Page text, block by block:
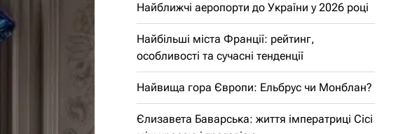
Найближчі аеропорти до України у 2026 році
Найбільші міста Франції: рейтинг,
особливості та сучасні тенденції
Найвища гора Європи: Ельбрус чи Монблан?
Єлизавета Баварська: життя імператриці Сісі